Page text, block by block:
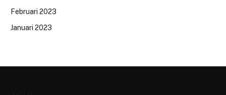
Februari 2023
Januari 2023